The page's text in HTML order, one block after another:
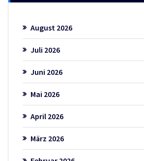
August 2026
Juli 2026
Juni 2026
Mai 2026
April 2026
März 2026